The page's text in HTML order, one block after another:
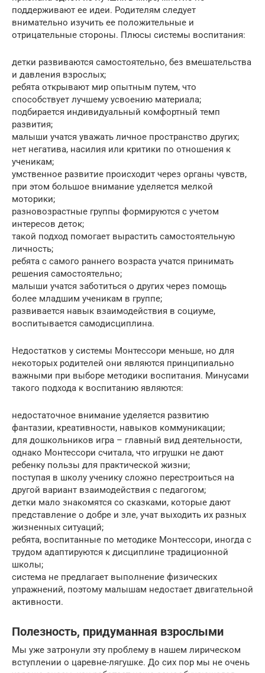
поддерживают ее идеи. Родителям следует
внимательно изучить ее положительные и
отрицательные стороны. Плюсы системы воспитания:
детки развиваются самостоятельно, без вмешательства
и давления взрослых;
ребята открывают мир опытным путем, что
способствует лучшему усвоению материала;
подбирается индивидуальный комфортный темп
развития;
малыши учатся уважать личное пространство других;
нет негатива, насилия или критики по отношения к
ученикам;
умственное развитие происходит через органы чувств,
при этом большое внимание уделяется мелкой
моторики;
разновозрастные группы формируются с учетом
интересов деток;
такой подход помогает вырастить самостоятельную
личность;
ребята с самого раннего возраста учатся принимать
решения самостоятельно;
малыши учатся заботиться о других через помощь
более младшим ученикам в группе;
развивается навык взаимодействия в социуме,
воспитывается самодисциплина.
Недостатков у системы Монтессори меньше, но для
некоторых родителей они являются принципиально
важными при выборе методики воспитания. Минусами
такого подхода к воспитанию являются:
недостаточное внимание уделяется развитию
фантазии, креативности, навыков коммуникации;
для дошкольников игра – главный вид деятельности,
однако Монтессори считала, что игрушки не дают
ребенку пользы для практической жизни;
поступая в школу ученику сложно перестроиться на
другой вариант взаимодействия с педагогом;
детки мало знакомятся со сказками, которые дают
представление о добре и зле, учат выходить их разных
жизненных ситуаций;
ребята, воспитанные по методике Монтессори, иногда с
трудом адаптируются к дисциплине традиционной
школы;
система не предлагает выполнение физических
упражнений, поэтому малышам недостает двигательной
активности.
Полезность, придуманная взрослыми
Мы уже затронули эту проблему в нашем лирическом
вступлении о царевне-лягушке. До сих пор мы не очень